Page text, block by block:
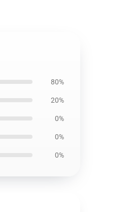
80%
20%
0%
0%
0%